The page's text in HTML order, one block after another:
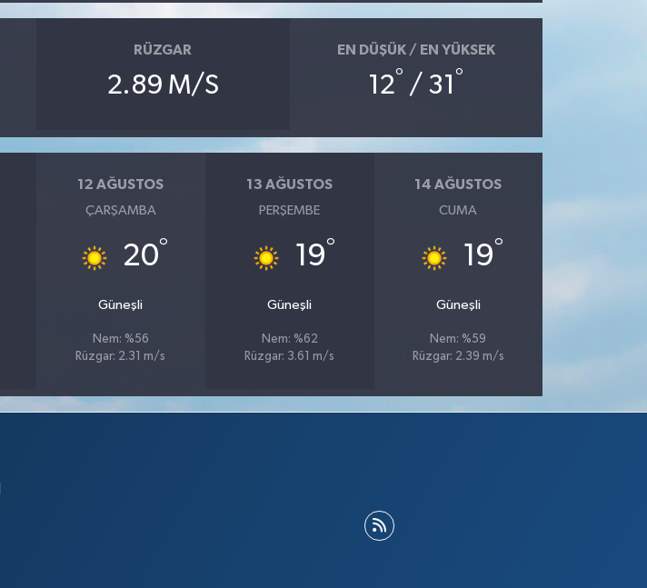
RÜZGAR
2.89 M/S
EN DÜŞÜK / EN YÜKSEK
12° / 31 °
12 AĞUSTOS
ÇARŞAMBA
20°
Güneşli
Nem: %56
Rüzgar: 2.31 m/s
13 AĞUSTOS
PERŞEMBE
19°
Güneşli
Nem: %62
Rüzgar: 3.61 m/s
14 AĞUSTOS
CUMA
19°
Güneşli
Nem: %59
Rüzgar: 2.39 m/s